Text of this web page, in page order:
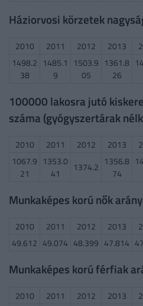
Háziorvosi körzetek
2010 2011 2012 2013
1498.2
38
1485.1
9
1503.9
05
1361.8
26
100000 lakosra jutó
száma (gyógyszertárak
2010 2011 2012 2013
1067.9
21
1353.0
41
1374.2 1356.8
74
Munkaképes korú nők
2010 2011 2012 2013
49.612 49.074 48.399 47.814
Munkaképes korú férfiak
2010 2011 2012 2013